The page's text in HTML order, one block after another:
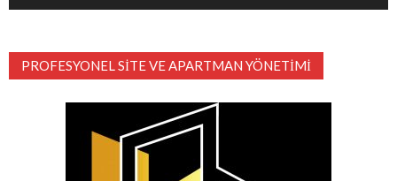
PROFESYONEL SITE VE APARTMAN YÖNETIMI